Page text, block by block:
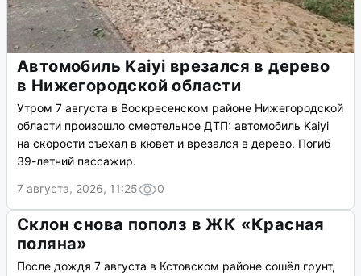
Автомобиль Kaiyi врезался в дерево
в Нижегородской области
Утром 7 августа в Воскресенском районе Нижегородской
области произошло смертельное ДТП: автомобиль Kaiyi
на скорости съехал в кювет и врезался в дерево. Погиб
39-летний пассажир.
7 августа, 2026, 11:25
0
Склон снова пополз в ЖК «Красная
поляна»
После дождя 7 августа в Кстовском районе сошёл грунт,